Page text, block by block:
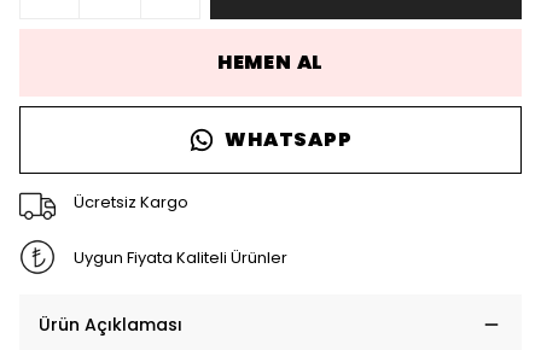
HEMEN AL
WHATSAPP
Ücretsiz Kargo
Uygun Fiyata Kaliteli Ürünler
Ürün Açıklaması